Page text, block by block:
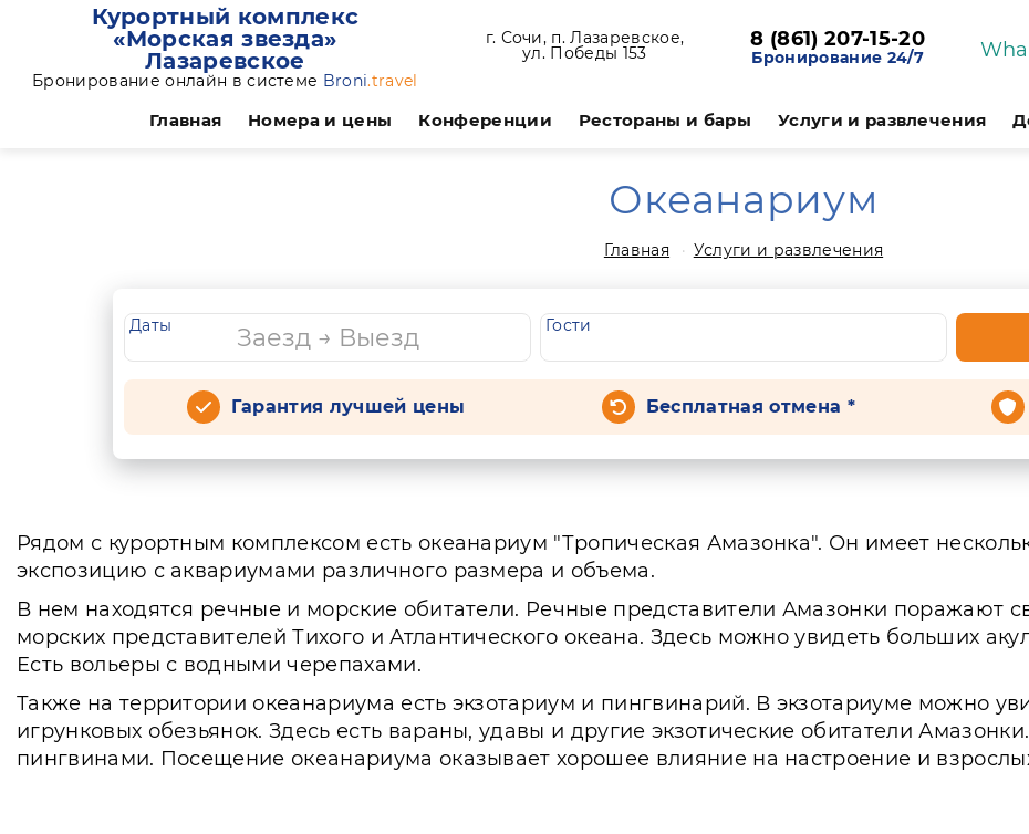
Курортный комплекс
«Морская звезда»
Лазаревское
Бронирование онлайн в системе Broni.travel
г. Сочи, п. Лазаревское,
ул. Победы 153
8 (861) 207-15-20
Бронирование 24/7
Главная Номера и цены Конференции Рестораны и бары Услуги и развлечения
Океанариум
Главная Услуги и развлечения
Даты Гости
Гарантия лучшей цены Бесплатная отмена *
Рядом с курортным комплексом есть океанариум "Тропическая Амазонка". Он имеет
экспозицию с аквариумами различного размера и объема.
В нем находятся речные и морские обитатели. Речные представители Амазонки поражают
морских представителей Тихого и Атлантического океана. Здесь можно увидеть больших
Есть вольеры с водными черепахами.
Также на территории океанариума есть экзотариум и пингвинарий. В экзотариуме можно
игрунковых обезьянок. Здесь есть вараны, удавы и другие экзотические обитатели
пингвинами. Посещение океанариума оказывает хорошее влияние на настроение и